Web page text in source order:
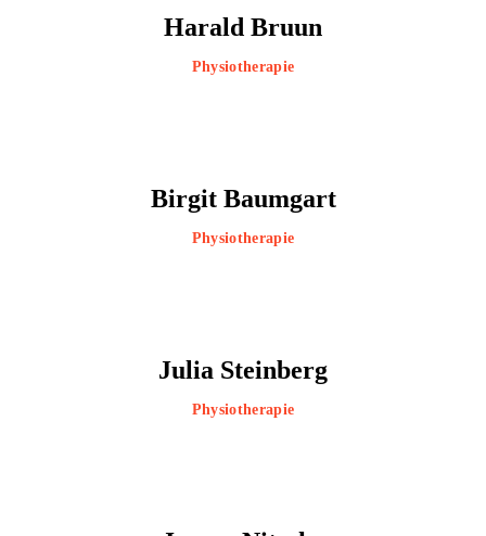
Harald Bruun
Physiotherapie
Birgit Baumgart
Physiotherapie
Julia Steinberg
Physiotherapie